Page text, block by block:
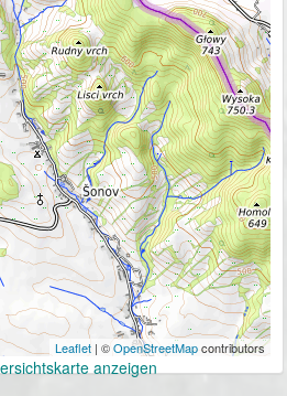
Leaflet | ©OpenStreetMapcontributors
anzeigen